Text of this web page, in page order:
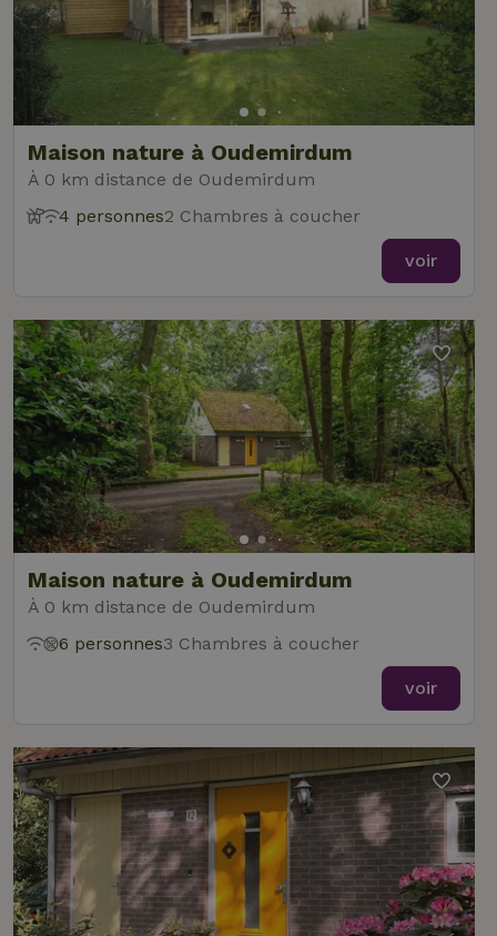
Maison nature à Oudemirdum
À 0 km distance de Oudemirdum
4 personnes2 Chambres à coucher
voir
Maison nature à Oudemirdum
À 0 km distance de Oudemirdum
6 personnes3 Chambres à coucher
voir